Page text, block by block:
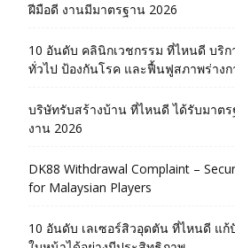
ฝีมือดี งานมีมาตรฐาน 2026
10 อันดับ คลินิกเวชกรรม ที่ไหนดี บริก
ทั่วไป ป้องกันโรค และฟื้นฟูสภาพร่างก
บริษัทรับสร้างบ้าน ที่ไหนดี ได้รับมาตร
งาน 2026
DK88 Withdrawal Complaint –
for Malaysian Players
10 อันดับ เลเซอร์สิวอุดตัน ที่ไหนดี แ